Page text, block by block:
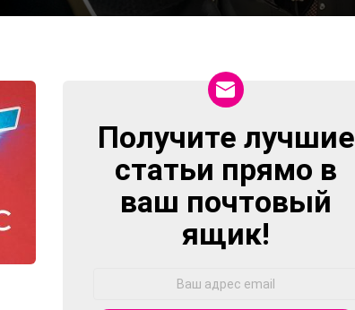
NEWSLETTER
Получите лучшие
статьи прямо в
ваш почтовый
ящик!